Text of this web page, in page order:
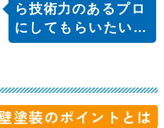
ら技術力のあるプロ
にしてもらいたい…
塗装のポイントとは